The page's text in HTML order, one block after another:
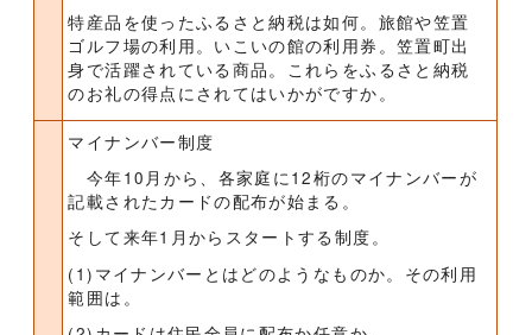
特産品を使ったふるさと納税は如何。旅館や笠置
ゴルフ場の利用。いこいの館の利用券。笠置町出
身で活躍されている商品。これらをふるさと納税
のお礼の得点にされてはいかがですか。
マイナンバー制度
今年10月から、各家庭に12桁のマイナンバーが
記載されたカードの配布が始まる。
そして来年1月からスタートする制度。
(1)マイナンバーとはどのようなものか。その利用
範囲は。